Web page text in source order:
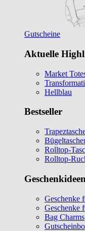
Gutscheine
Aktuelle
Market
Hellblau
Bestseller
Rolltop-
Rolltop-
Geschenkideen
Geschenke
Geschenke
Bag Charms